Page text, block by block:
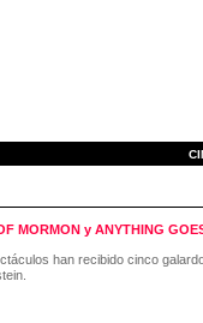
MORMON y ANYTHING
han recibido cinco